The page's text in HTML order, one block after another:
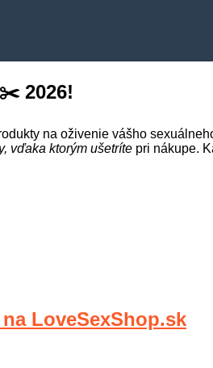
2026!
na oživenie vášho
vďaka ktorým ušetríte pri nákupe.
chvíle s partnerom alebo
Pri nákupoch online
LoveSexShop.sk